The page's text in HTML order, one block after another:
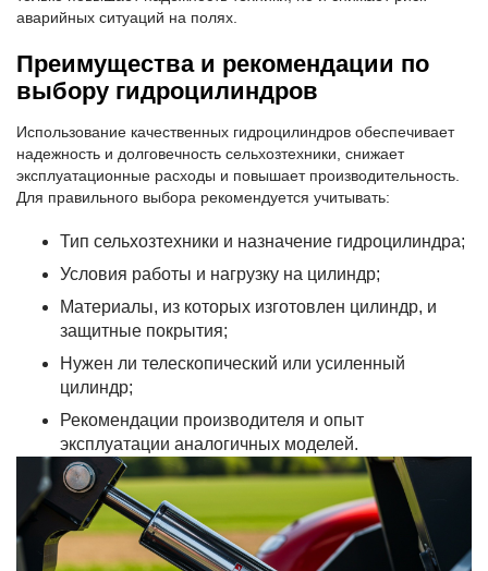
аварийных ситуаций на полях.
Преимущества и рекомендации по
выбору гидроцилиндров
Использование качественных гидроцилиндров обеспечивает
надежность и долговечность сельхозтехники, снижает
эксплуатационные расходы и повышает производительность.
Для правильного выбора рекомендуется учитывать:
Тип сельхозтехники и назначение гидроцилиндра;
Условия работы и нагрузку на цилиндр;
Материалы, из которых изготовлен цилиндр, и
защитные покрытия;
Нужен ли телескопический или усиленный
цилиндр;
Рекомендации производителя и опыт
эксплуатации аналогичных моделей.